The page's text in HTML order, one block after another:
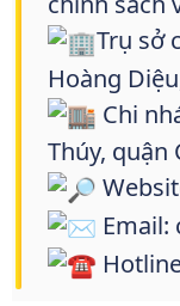
Trụ sở
Hoàng
Chi
Thúy, quận
Email: